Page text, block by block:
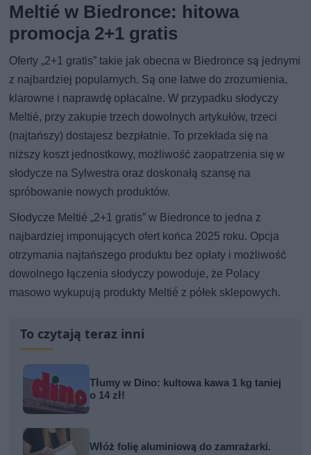
Meltié w Biedronce: hitowa
promocja 2+1 gratis
Oferty „2+1 gratis” takie jak obecna w Biedronce są jednymi
z najbardziej popularnych. Są one łatwe do zrozumienia,
klarowne i naprawdę opłacalne. W przypadku słodyczy
Meltié, przy zakupie trzech dowolnych artykułów, trzeci
(najtańszy) dostajesz bezpłatnie. To przekłada się na
niższy koszt jednostkowy, możliwość zaopatrzenia się w
słodycze na Sylwestra oraz doskonałą szansę na
spróbowanie nowych produktów.
Słodycze Meltié „2+1 gratis” w Biedronce to jedna z
najbardziej imponujących ofert końca 2025 roku. Opcja
otrzymania najtańszego produktu bez opłaty i możliwość
dowolnego łączenia słodyczy powoduje, że Polacy
masowo wykupują produkty Meltié z półek sklepowych.
To czytają teraz inni
Tłumy w Dino: kultowa kawa 1 kg taniej
o 14 zł!
Włóż folię aluminiową do zamrażarki.